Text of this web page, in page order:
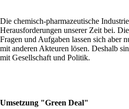
Die chemisch-pharmazeutische
Herausforderungen unserer Zeit bei.
Fragen und Aufgaben lassen sich aber
mit anderen Akteuren lösen. Deshalb
mit Gesellschaft und Politik.
Umsetzung "Green Deal"